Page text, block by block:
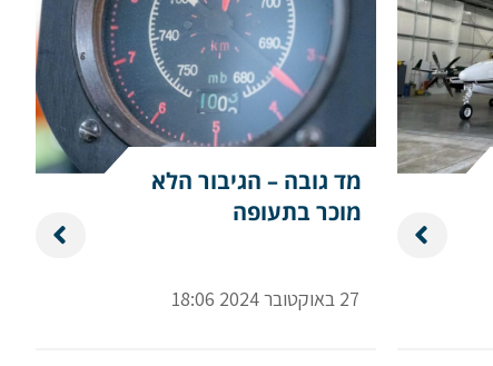
מד גובה – הגיבור הלא
מוכר בתעופה
27 באוקטובר 2024 18:06